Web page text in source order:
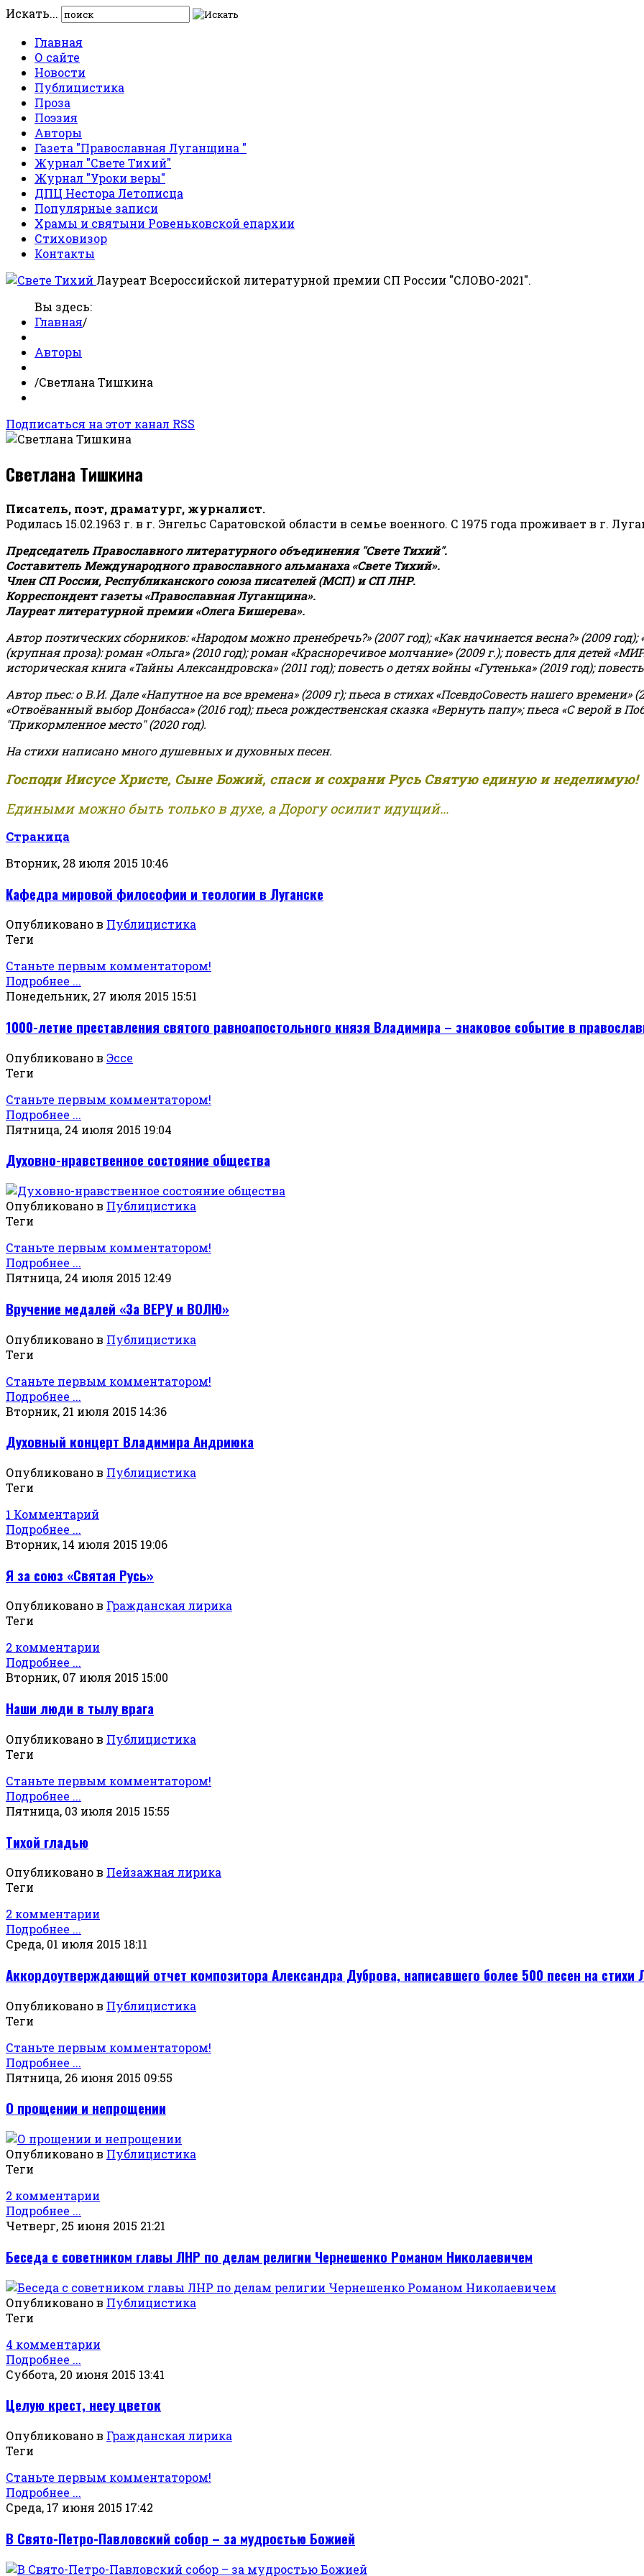
Искать...
Главная
О сайте
Новости
Публицистика
Проза
Поэзия
Авторы
Газета "Православная Луганщина "
Журнал "Свете Тихий"
Журнал "Уроки веры"
ДПЦ Нестора Летописца
Популярные записи
Храмы и святыни Ровеньковской епархии
Стиховизор
Контакты
Лауреат Всероссийской литературной премии СП России "СЛОВО-2021".
Вы здесь:
Главная/
Авторы
/Светлана Тишкина
Подписаться на этот канал RSS
Светлана Тишкина
Писатель, поэт, драматург, журналист.
Родилась 15.02.1963 г. в г. Энгельс Саратовской области в семье военного. С 1975 года проживает в г.
Председатель Православного литературного объединения "Свете Тихий".
Составитель Международного православного альманаха «Свете Тихий».
Член СП России, Республиканского союза писателей (МСП) и СП ЛНР.
Корреспондент газеты «Православная Луганщина».
Лауреат литературной премии «Олега Бишерева».
Автор поэтических сборников: «Народом можно пренебречь?» (2007 год); «Как начинается весна?» (2009 год);
(крупная проза): роман «Ольга» (2010 год); роман «Красноречивое молчание» (2009 г.); повесть для детей
историческая книга «Тайны Александровска» (2011 год); повесть о детях войны «Гутенька» (2019 год);
Автор пьес: о В.И. Дале «Напутное на все времена» (2009 г); пьеса в стихах «ПсевдоСовесть нашего времени»
«Отвоёванный выбор Донбасса» (2016 год); пьеса рождественская сказка «Вернуть папу»; пьеса «С верой в
"Прикормленное место" (2020 год).
На стихи написано много душевных и духовных песен.
Господи Иисусе Христе, Сыне Божий, спаси и сохрани Русь Святую единую и неделимую!
Едиными можно быть только в духе, а Дорогу осилит идущий...
Страница
Вторник, 28 июля 2015 10:46
Кафедра мировой философии и теологии в Луганске
Опубликовано в Публицистика
Теги
Станьте первым комментатором!
Подробнее ...
Понедельник, 27 июля 2015 15:51
1000-летие преставления святого равноапостольного князя Владимира – знаковое событие в
Опубликовано в Эссе
Теги
Станьте первым комментатором!
Подробнее ...
Пятница, 24 июля 2015 19:04
Духовно-нравственное состояние общества
Опубликовано в Публицистика
Теги
Станьте первым комментатором!
Подробнее ...
Пятница, 24 июля 2015 12:49
Вручение медалей «За ВЕРУ и ВОЛЮ»
Опубликовано в Публицистика
Теги
Станьте первым комментатором!
Подробнее ...
Вторник, 21 июля 2015 14:36
Духовный концерт Владимира Андриюка
Опубликовано в Публицистика
Теги
1 Комментарий
Подробнее ...
Вторник, 14 июля 2015 19:06
Я за союз «Святая Русь»
Опубликовано в Гражданская лирика
Теги
2 комментарии
Подробнее ...
Вторник, 07 июля 2015 15:00
Наши люди в тылу врага
Опубликовано в Публицистика
Теги
Станьте первым комментатором!
Подробнее ...
Пятница, 03 июля 2015 15:55
Тихой гладью
Опубликовано в Пейзажная лирика
Теги
2 комментарии
Подробнее ...
Среда, 01 июля 2015 18:11
Аккордоутверждающий отчет композитора Александра Дуброва, написавшего более 500 песен на стихи
Опубликовано в Публицистика
Теги
Станьте первым комментатором!
Подробнее ...
Пятница, 26 июня 2015 09:55
О прощении и непрощении
Опубликовано в Публицистика
Теги
2 комментарии
Подробнее ...
Четверг, 25 июня 2015 21:21
Беседа с советником главы ЛНР по делам религии Чернешенко Романом Николаевичем
Опубликовано в Публицистика
Теги
4 комментарии
Подробнее ...
Суббота, 20 июня 2015 13:41
Целую крест, несу цветок
Опубликовано в Гражданская лирика
Теги
Станьте первым комментатором!
Подробнее ...
Среда, 17 июня 2015 17:42
В Свято-Петро-Павловский собор – за мудростью Божией